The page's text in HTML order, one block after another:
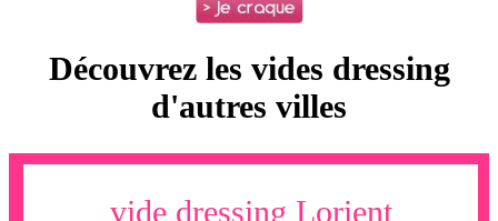
Découvrez les vides dressing
d'autres villes
vide dressing Lorient